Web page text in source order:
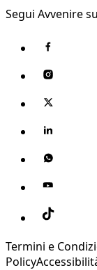
Segui Avvenire su
Termini e
Policy